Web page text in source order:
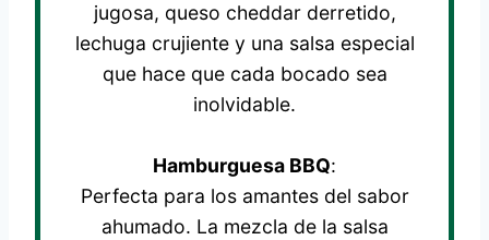
jugosa, queso cheddar derretido,
lechuga crujiente y una salsa especial
que hace que cada bocado sea
inolvidable.
Hamburguesa BBQ:
Perfecta para los amantes del sabor
ahumado. La mezcla de la salsa